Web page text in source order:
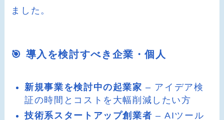
ました。
🎯 導入を検討すべき企業・個人
新規事業を検討中の起業家 – アイデア検
証の時間とコストを大幅削減したい方
技術系スタートアップ創業者 – AIツール